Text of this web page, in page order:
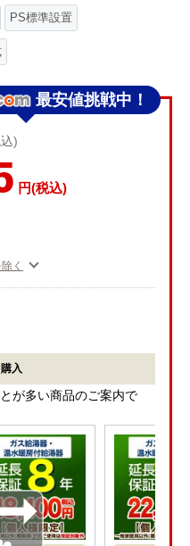
PS標準設置
最安値挑戦中！
)
円(税込)
く
入
が多い商品のご案内で